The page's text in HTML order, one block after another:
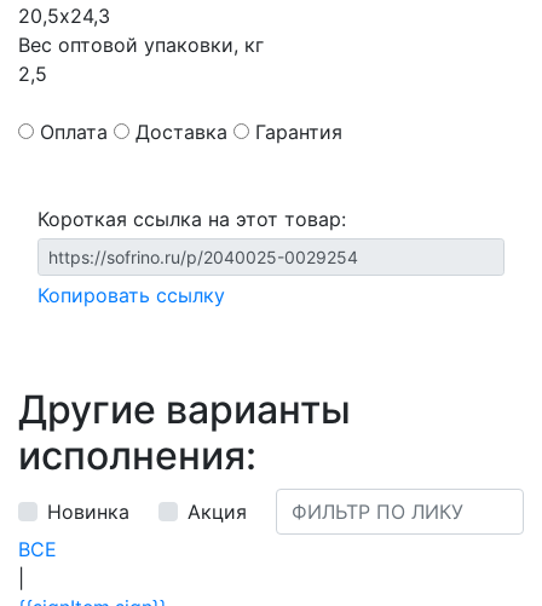
20,5х24,3
Вес оптовой упаковки, кг
2,5
Оплата Доставка Гарантия
Короткая ссылка на этот товар:
Копировать ссылку
Другие варианты
исполнения:
Новинка
Акция
ВСЕ